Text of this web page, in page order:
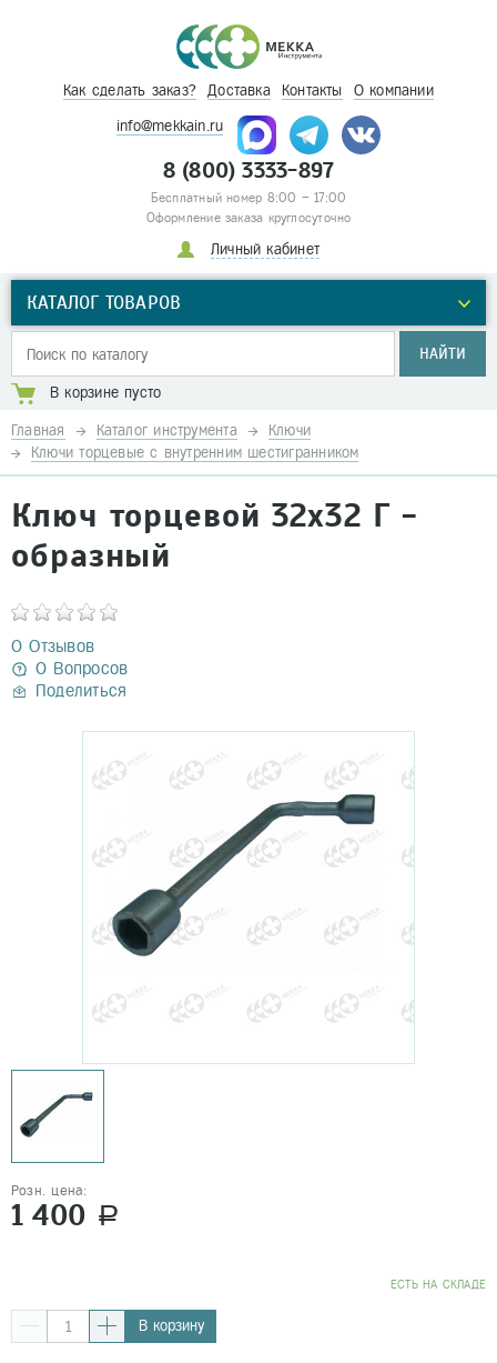
Как сделать заказ? Доставка Контакты О компании
info@mekkain.ru
8 (800) 3333-897
Бесплатный номер 8:00 – 17:00
Оформление заказа круглосуточно
Личный кабинет
КАТАЛОГ ТОВАРОВ
НАЙТИ
В корзине пусто
Главная Каталог инструмента
Ключи
Ключи торцевые с внутренним шестигранником
Ключ торцевой 32х32 Г -
образный
0 Отзывов
0 Вопросов
Поделиться
Розн. цена:
1 400 a
EСТЬ НА СКЛАДЕ
В корзину